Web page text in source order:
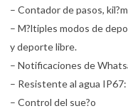
– Contador de pasos,
– M?ltiples modos de
y deporte libre.
– Notificaciones de
– Resistente al agua
– Control del sue?o